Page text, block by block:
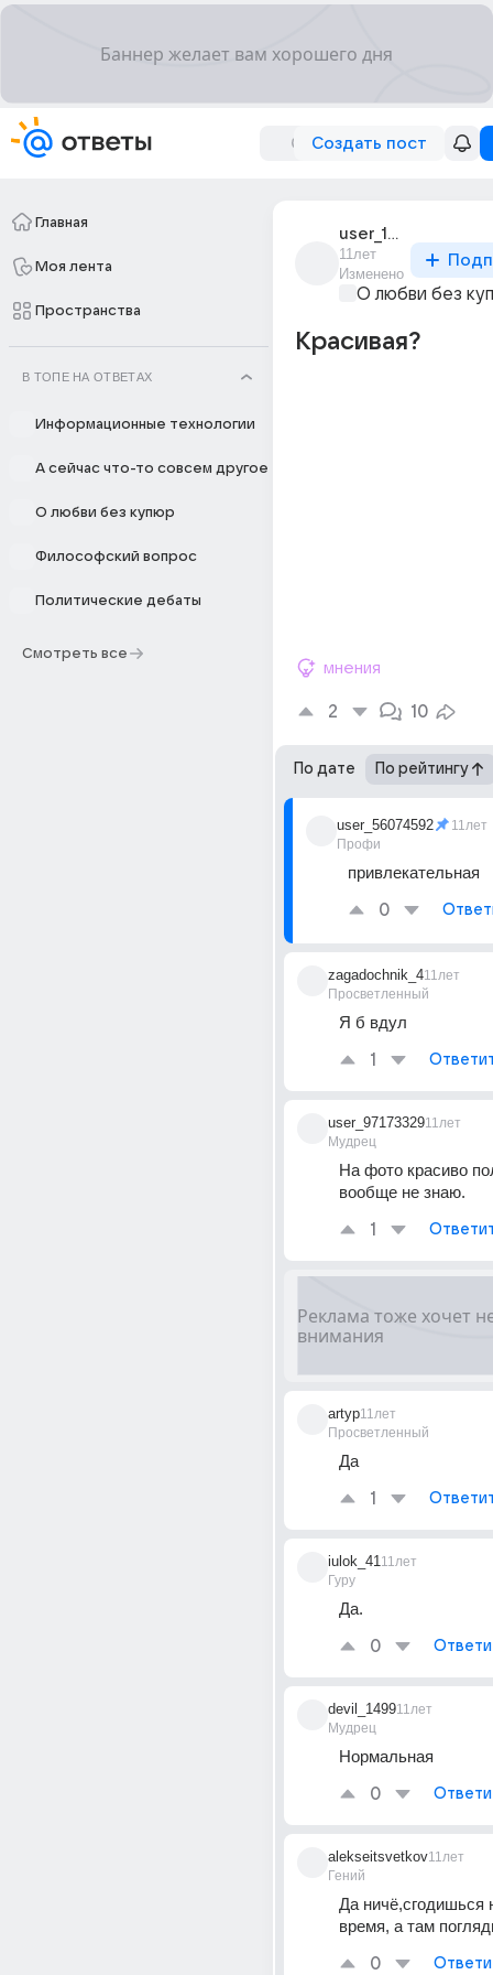
Создать пост
Главная
Моя лента
Пространства
В ТОПЕ НА ОТВЕТАХ
Информационные технологии
А сейчас что-то совсем другое
О любви без купюр
Философский вопрос
Политические дебаты
Смотреть все
user_195011425
11лет
Изменено
О любви без
Красивая?
мнения
2 10
По дате По рейтингу
user_56074592
Профи
11лет
привлекательная
0
zagadochnik_4
Просветленный
11лет
Я б вдул
1
user_97173329
Мудрец
11лет
На фото красиво
вообще не знаю.
1
artyp
Просветленный
11лет
Да
1
iulok_41
Гуру
11лет
Да.
0
devil_1499
Мудрец
11лет
Нормальная
0
alekseitsvetkov
Гений
11лет
Да ничё,сгодишься
время, а там
0